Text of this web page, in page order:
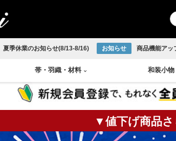
夏季休業のお知らせ(8/13-8/16) お知らせ 商品機能アッ
帯 ・ 羽織 ・ 材料 和装小物
▼値下げ商品